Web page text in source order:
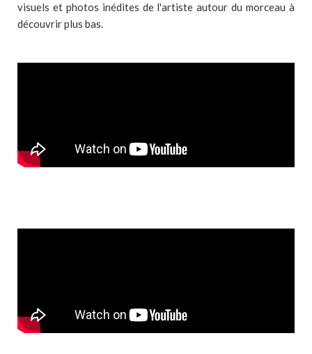
visuels et photos inédites de l'artiste autour du morceau à
découvrir plus bas.